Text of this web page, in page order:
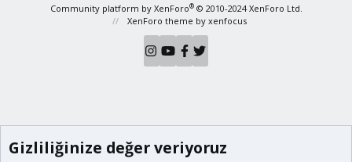
Community platform by XenForo® © 2010-2024 XenForo Ltd.
XenForo theme by xenfocus
Gizliliğinize değer veriyoruz